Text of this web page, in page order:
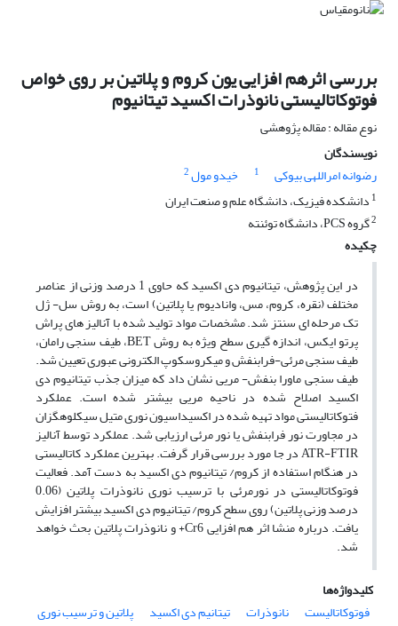
بررسی اثرهم افزایی یون کروم و پلاتین بر روی خواص
فوتوکاتالیستی نانوذرات اکسید تیتانیوم
نوع مقاله : مقاله پژوهشی
نویسندگان
رضوانه امراللهی بیوکی
1 خیدو مول2
1 دانشکده فیزیک، دانشگاه علم و صنعت ایران
2گروه PCS، دانشگاه توئنته
چکیده
در این پژوهش، تیتانیوم دی اکسید که حاوی 1 درصد وزنی از عناصر
مختلف (نقره، کروم، مس، وانادیوم یا پلاتین) است، به روش سل- ژل
تک مرحله ای سنتز شد. مشخصات مواد تولید شده با آنالیز های پراش
پرتو ایکس، اندازه گیری سطح ویژه به روش BET، طیف سنجی رامان،
طیف سنجی مرئی-فرابنفش و میکروسکوپ الکترونی عبوری تعیین شد.
طیف سنجی ماورا بنفش- مریی نشان داد که میزان جذب تیتانیوم دی
اکسید اصلاح شده در ناحیه مریی بیشتر شده است. عملکرد
فتوکاتالیستی مواد تهیه شده در اکسیداسیون نوری متیل سیکلوهگزان
در مجاورت نور فرابنفش یا نور مرئی ارزیابی شد. عملکرد توسط آنالیز
ATR-FTIR در جا مورد بررسی قرار گرفت. بهترین عملکرد کاتالیستی
در هنگام استفاده از کروم/ تیتانیوم دی اکسید به دست آمد. فعالیت
فوتوکاتالیستی در نورمرئی با ترسیب نوری نانوذرات پلاتین (0.06
درصد وزنی پلاتین) روی سطح کروم/ تیتانیوم دی اکسید بیشتر افزایش
یافت. درباره منشا اثر هم افزایی Cr6+ و نانوذرات پلاتین بحث خواهد
شد.
کلیدواژه‌ها
فوتوکاتالیست
نانوذرات تیتانیم دی اکسید
پلاتین و ترسیب نوری